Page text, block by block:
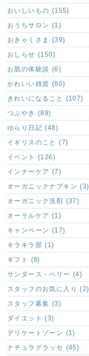
おいしいもの (155)
おうちサロン (1)
おきゃくさま (39)
おしらせ (150)
お肌の体験談 (6)
かわいい雑貨 (80)
きれいになること (107)
つぶやき (89)
ゆらり日記 (48)
イギリスのこと (7)
イベント (126)
インナーケア (7)
オーガニックナプキン (3)
オーガニック洗剤 (37)
オーラルケア (1)
キャンペーン (17)
キラキラ部 (1)
ギフト (9)
サンダース・ペリー (4)
スタッフのお気に入り (2)
スタッフ募集 (3)
ダイエット (3)
デリケートゾーン (1)
ナチュラグラッセ (45)